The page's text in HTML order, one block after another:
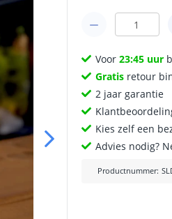
Voor23:45 uur
Gratis retour
2 jaar garantie
Kies zelf een
Advies nodig?
Productnummer: